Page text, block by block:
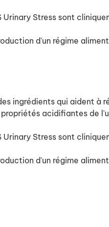
Urinary Stress sont
d'un régime
ingrédients qui aident à
acidifiantes de
Urinary Stress sont
d'un régime